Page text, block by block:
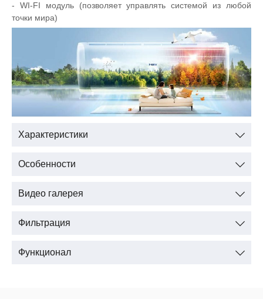
- WI-FI модуль (позволяет управлять системой из любой
точки мира)
Характеристики
Особенности
Видео галерея
Фильтрация
Функционал